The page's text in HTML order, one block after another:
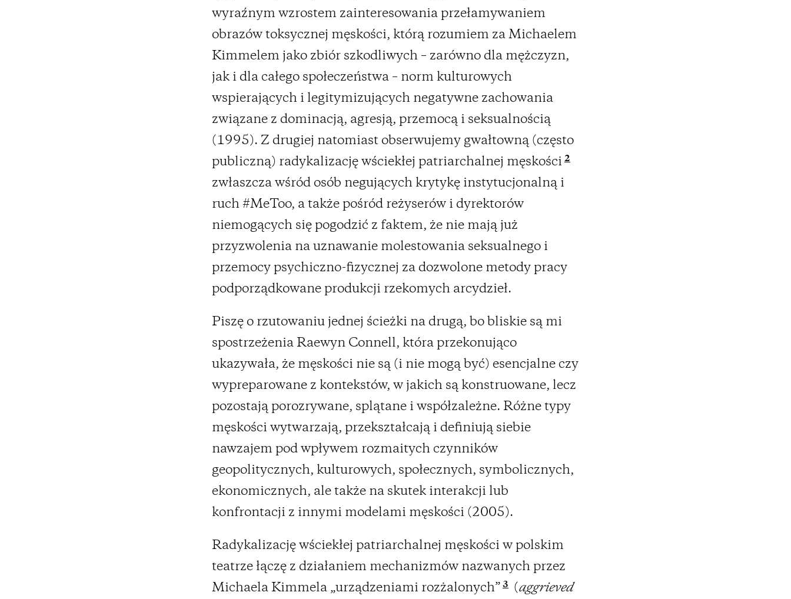
wyraźnym wzrostem zainteresowania przełamywaniem
obrazów toksycznej męskości, którą rozumiem za Michaelem
Kimmelem jako zbiór szkodliwych – zarówno dla mężczyzn,
jak i dla całego społeczeństwa – norm kulturowych
wspierających i legitymizujących negatywne zachowania
związane z dominacją, agresją, przemocą i seksualnością
(1995). Z drugiej natomiast obserwujemy gwałtowną (często
publiczną) radykalizację wściekłej patriarchalnej męskości 2
zwłaszcza wśród osób negujących krytykę instytucjonalną i
ruch #MeToo, a także pośród reżyserów i dyrektorów
niemogących się pogodzić z faktem, że nie mają już
przyzwolenia na uznawanie molestowania seksualnego i
przemocy psychiczno-fizycznej za dozwolone metody pracy
podporządkowane produkcji rzekomych arcydzieł.
Piszę o rzutowaniu jednej ścieżki na drugą, bo bliskie są mi
spostrzeżenia Raewyn Connell, która przekonująco
ukazywała, że męskości nie są (i nie mogą być) esencjalne czy
wypreparowane z kontekstów, w jakich są konstruowane, lecz
pozostają porozrywane, splątane i współzależne. Różne typy
męskości wytwarzają, przekształcają i definiują siebie
nawzajem pod wpływem rozmaitych czynników
geopolitycznych, kulturowych, społecznych, symbolicznych,
ekonomicznych, ale także na skutek interakcji lub
konfrontacji z innymi modelami męskości (2005).
Radykalizację wściekłej patriarchalnej męskości w polskim
teatrze łączę z działaniem mechanizmów nazwanych przez
Michaela Kimmela „urządzeniami rozżalonych” 3 (aggrieved